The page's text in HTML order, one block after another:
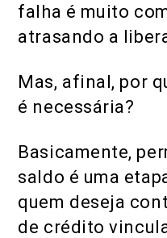
falha é muito
atrasando a
Mas, afinal, por
é necessária?
Basicamente,
saldo é uma
quem deseja
de crédito